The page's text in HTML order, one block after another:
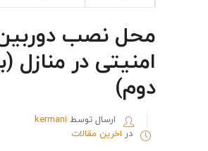
محل نصب
امنیتی در
دوم)
ارسال توسط kermani
در اخرین مقالات